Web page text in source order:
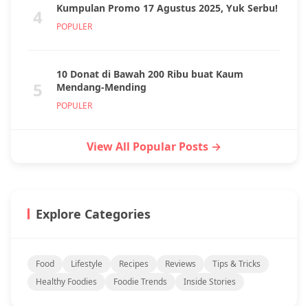
4 Kumpulan Promo 17 Agustus 2025, Yuk Serbu!
POPULER
5
10 Donat di Bawah 200 Ribu buat Kaum
Mendang-Mending
POPULER
View All Popular Posts →
Explore Categories
Food Lifestyle Recipes Reviews
Tips & Tricks
Healthy Foodies
Foodie Trends Inside Stories